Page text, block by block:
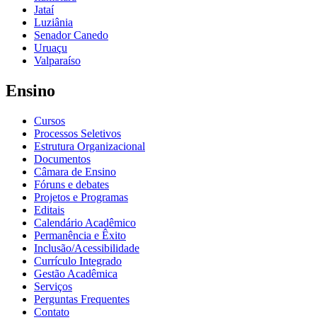
Jataí
Luziânia
Senador Canedo
Uruaçu
Valparaíso
Ensino
Cursos
Processos Seletivos
Estrutura Organizacional
Documentos
Câmara de Ensino
Fóruns e debates
Projetos e Programas
Editais
Calendário Acadêmico
Permanência e Êxito
Inclusão/Acessibilidade
Currículo Integrado
Gestão Acadêmica
Serviços
Perguntas Frequentes
Contato